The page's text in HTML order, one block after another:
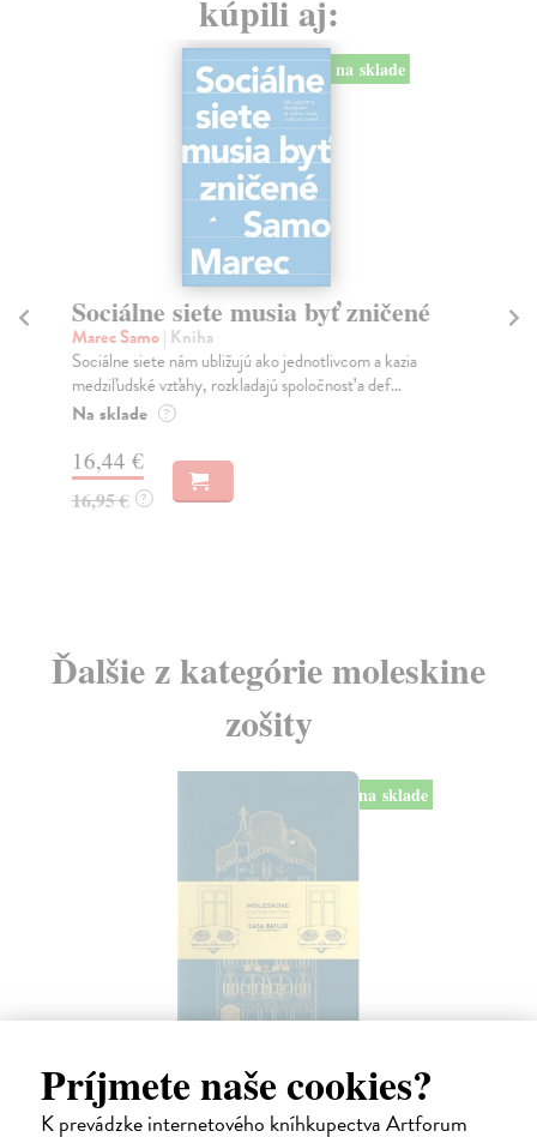
Príjmete naše cookies?
K prevádzke internetového kníhkupectva Artforum
kúpili aj:
na sklade
Sociálne siete musia byť zničené
Marec Samo| Kniha
Sociálne siete nám ubližujú ako jednotlivcom a kazia
medziľudské vzťahy, rozkladajú spoločnosť a def...
Na sklade ?
16,44 €
16,95 € ?
Ďalšie z kategórie moleskine
zošity
na sklade
Casa Batlló sešity Cahier 2 ks čistý L
13 x 21 cm| Zápisník Moleskine